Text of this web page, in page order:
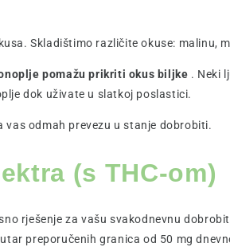
Skladištimo različite okuse: malinu,
pomažu prikriti okus biljke . Neki
dok uživate u slatkoj poslastici.
vas odmah prevezu u stanje dobrobiti.
(s THC-om)
rješenje za vašu svakodnevnu
preporučenih granica od 50 mg